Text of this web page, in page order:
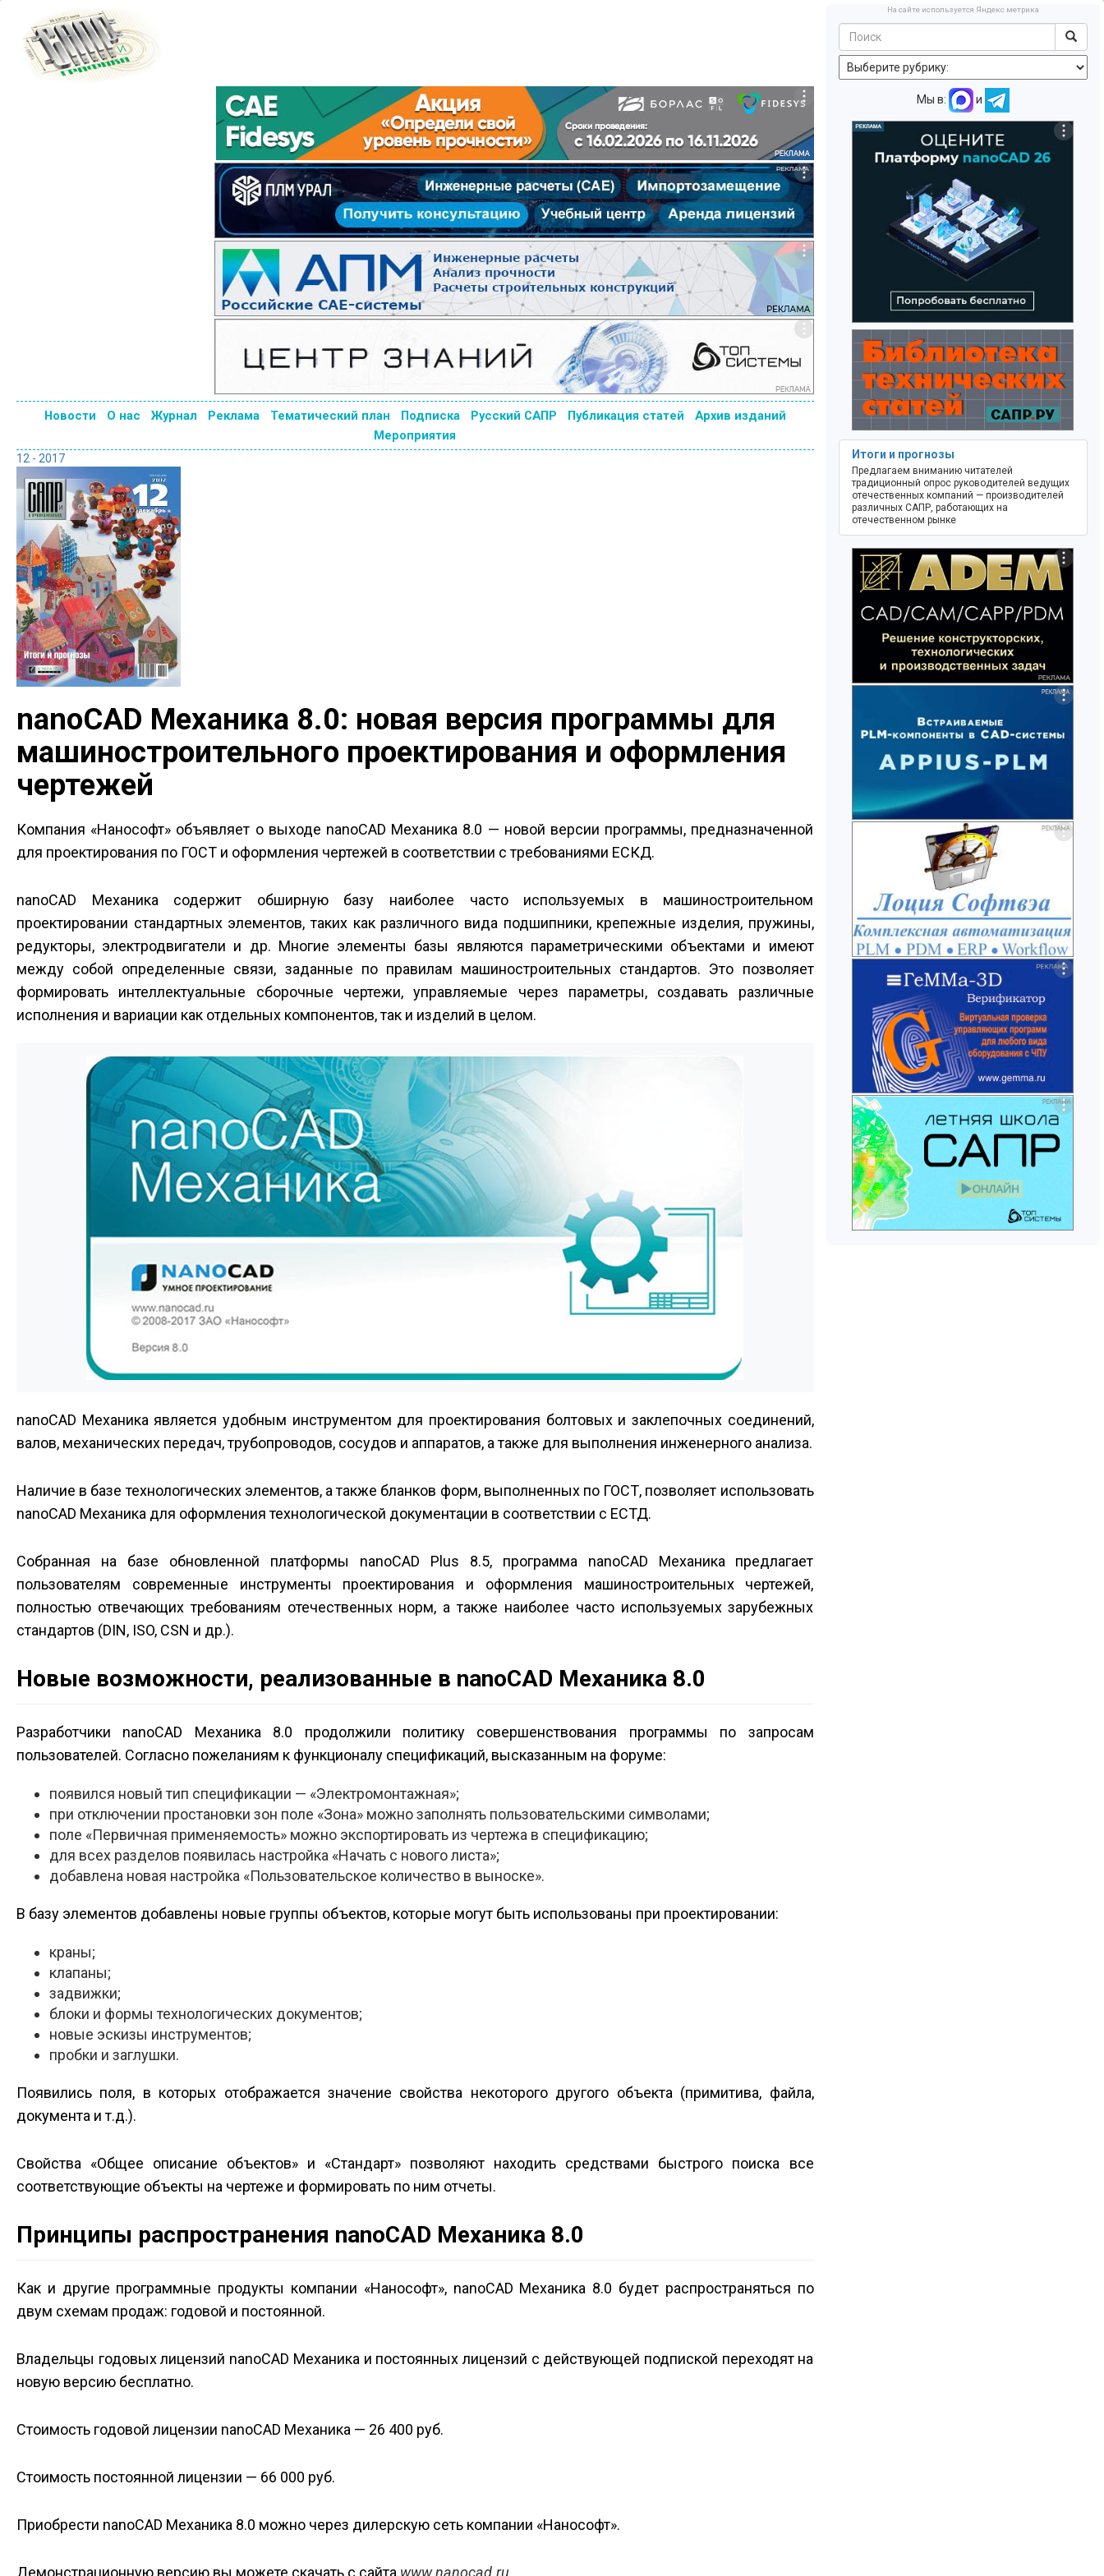
Новости О нас Журнал Реклама Тематический план Подписка Русский САПР Публикация статей
Архив изданий
Мероприятия
12 - 2017
nanoCAD Механика 8.0: новая версия программы для
машиностроительного проектирования и оформления
чертежей
Компания «Нанософт» объявляет о выходе nanoCAD Механика 8.0 — новой версии программы, предназначенной
для проектирования по ГОСТ и оформления чертежей в соответствии с требованиями ЕСКД.
nanoCAD Механика содержит обширную базу наиболее часто используемых в машиностроительном
проектировании стандартных элементов, таких как различного вида подшипники, крепежные изделия, пружины,
редукторы, электродвигатели и др. Многие элементы базы являются параметрическими объектами и имеют
между собой определенные связи, заданные по правилам машиностроительных стандартов. Это позволяет
формировать интеллектуальные сборочные чертежи, управляемые через параметры, создавать различные
исполнения и вариации как отдельных компонентов, так и изделий в целом.
nanoCAD Механика является удобным инструментом для проектирования болтовых и заклепочных соединений,
валов, механических передач, трубопроводов, сосудов и аппаратов, а также для выполнения инженерного анализа.
Наличие в базе технологических элементов, а также бланков форм, выполненных по ГОСТ, позволяет использовать
nanoCAD Механика для оформления технологической документации в соответствии с ЕСТД.
Собранная на базе обновленной платформы nanoCAD Plus 8.5, программа nanoCAD Механика предлагает
пользователям современные инструменты проектирования и оформления машиностроительных чертежей,
полностью отвечающих требованиям отечественных норм, а также наиболее часто используемых зарубежных
стандартов (DIN, ISO, CSN и др.).
Новые возможности, реализованные в nanoCAD Механика 8.0
Разработчики nanoCAD Механика 8.0 продолжили политику совершенствования программы по запросам
пользователей. Согласно пожеланиям к функционалу спецификаций, высказанным на форуме:
появился новый тип спецификации — «Электромонтажная»;
при отключении простановки зон поле «Зона» можно заполнять пользовательскими символами;
поле «Первичная применяемость» можно экспортировать из чертежа в спецификацию;
для всех разделов появилась настройка «Начать с нового листа»;
добавлена новая настройка «Пользовательское количество в выноске».
В базу элементов добавлены новые группы объектов, которые могут быть использованы при проектировании:
краны;
клапаны;
задвижки;
блоки и формы технологических документов;
новые эскизы инструментов;
пробки и заглушки.
Появились поля, в которых отображается значение свойства некоторого другого объекта (примитива, файла,
документа и т.д.).
Свойства «Общее описание объектов» и «Стандарт» позволяют находить средствами быстрого поиска все
соответствующие объекты на чертеже и формировать по ним отчеты.
Принципы распространения nanoCAD Механика 8.0
Как и другие программные продукты компании «Нанософт», nanoCAD Механика 8.0 будет распространяться по
двум схемам продаж: годовой и постоянной.
Владельцы годовых лицензий nanoCAD Механика и постоянных лицензий с действующей подпиской переходят на
новую версию бесплатно.
Стоимость годовой лицензии nanoCAD Механика — 26 400 руб.
Стоимость постоянной лицензии — 66 000 руб.
Приобрести nanoCAD Механика 8.0 можно через дилерскую сеть компании «Нанософт».
Демонстрационную версию вы можете скачать с сайта www.nanocad.ru
На сайте используется Яндекс метрика
Мы в: и
Итоги и прогнозы
Предлагаем вниманию читателей
традиционный опрос руководителей ведущих
отечественных компаний — производителей
различных САПР, работающих на
отечественном рынке